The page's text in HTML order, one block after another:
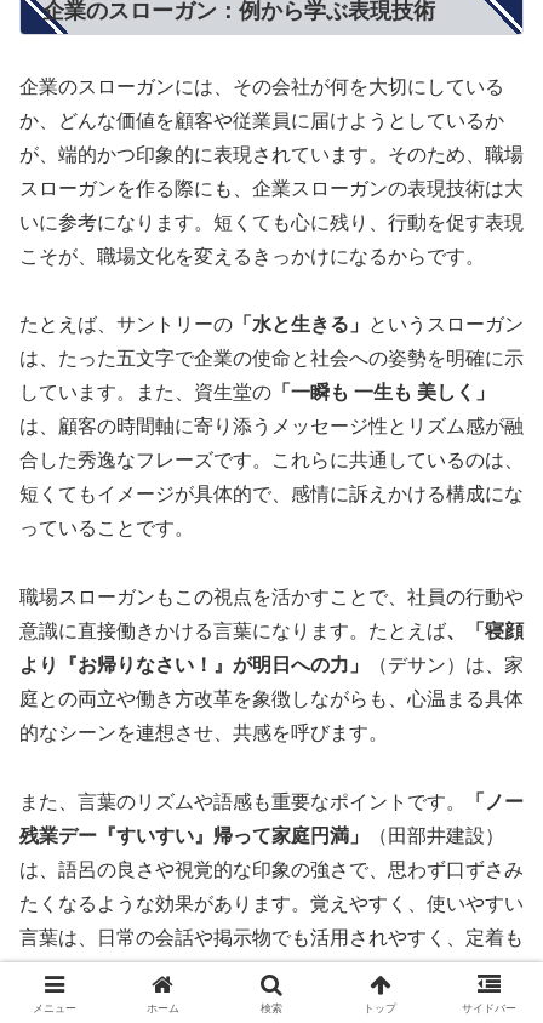
企業のスローガン：例から学ぶ表現技術
企業のスローガンには、その会社が何を大切にしている
か、どんな価値を顧客や従業員に届けようとしているか
が、端的かつ印象的に表現されています。そのため、職場
スローガンを作る際にも、企業スローガンの表現技術は大
いに参考になります。短くても心に残り、行動を促す表現
こそが、職場文化を変えるきっかけになるからです。
たとえば、サントリーの 「水と生きる」
というスローガン
は、たった五文字で企業の使命と社会への姿勢を明確に示
しています。また、資生堂の 「一瞬も 一生も 美しく」
は、顧客の時間軸に寄り添うメッセージ性とリズム感が融
合した秀逸なフレーズです。これらに共通しているのは、
短くてもイメージが具体的で、感情に訴えかける構成にな
っていることです。
職場スローガンもこの視点を活かすことで、社員の行動や
意識に直接働きかける言葉になります。たとえば、「寝顔
より『お帰りなさい！』が明日への力」
（デサン）は、家
庭との両立や働き方改革を象徴しながらも、心温まる具体
的なシーンを連想させ、共感を呼びます。
また、言葉のリズムや語感も重要なポイントです。
「ノー
残業デー『すいすい』帰って家庭円満」
（田部井建設）
は、語呂の良さや視覚的な印象の強さで、思わず口ずさみ
たくなるような効果があります。覚えやすく、使いやすい
言葉は、日常の会話や掲示物でも活用されやすく、定着も
しやすくなるのです。
メニュー ホーム 検索 トップ サイドバー